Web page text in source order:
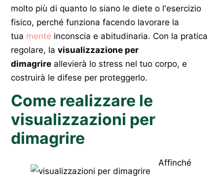
molto più di quanto lo siano le diete o l'esercizio
fisico, perché funziona facendo lavorare la
tua mente inconscia e abitudinaria. Con la pratica
regolare, la visualizzazione per
dimagrire allevierà lo stress nel tuo corpo, e
costruirà le difese per proteggerlo.
Come realizzare le
visualizzazioni per
dimagrire
Affinché